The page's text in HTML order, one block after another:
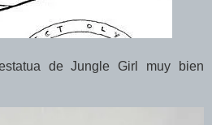
de Jungle Girl muy bien